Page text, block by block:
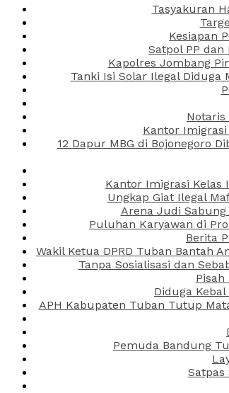
Tasyakuran
Kesiapan
Satpol PP dan
Kapolres Jombang
Tanki Isi Solar Ilegal Diduga
Notaris
Kantor
12 Dapur MBG di Bojonegoro
Kantor Imigrasi Kelas
Ungkap Giat Ilegal
Arena Judi Sabung
Puluhan Karyawan di
Berita
Wakil Ketua DPRD Tuban Bantah
Tanpa Sosialisasi dan
Diduga
APH Kabupaten Tuban Tutup
Pemuda Bandung
Satpas